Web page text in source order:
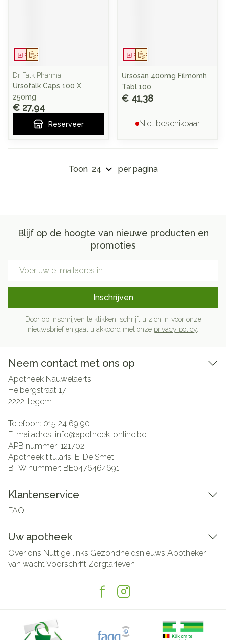
Op voorschrift
Geneesmiddel
Dr Falk Pharma
Ursofalk Caps 100 X
250mg
€ 27,94
Reserveer
Op voorschrift
Geneesmiddel
Ursosan 400mg Filmomh
Tabl 100
€ 41,38
Niet beschikbaar
Toon per pagina
Blijf op de hoogte van nieuwe producten en
promoties
Inschrijven
Door op inschrijven te klikken, schrijft u zich in voor onze
nieuwsbrief en gaat u akkoord met onze privacy policy
Neem contact met ons op
Apotheek Nauwelaerts
Heibergstraat 17
2222 Itegem
Telefoon: 015 24 69 90
E-mailadres: info@apotheek-online.be
APB nummer: 121702
Apotheek titularis: E. De Smet
BTW nummer: BE0476464691
Klantenservice
FAQ
Uw apotheek
Over ons Nuttige links Gezondheidsnieuws Apotheker
van wachtVoorschrift Zorgtarieven